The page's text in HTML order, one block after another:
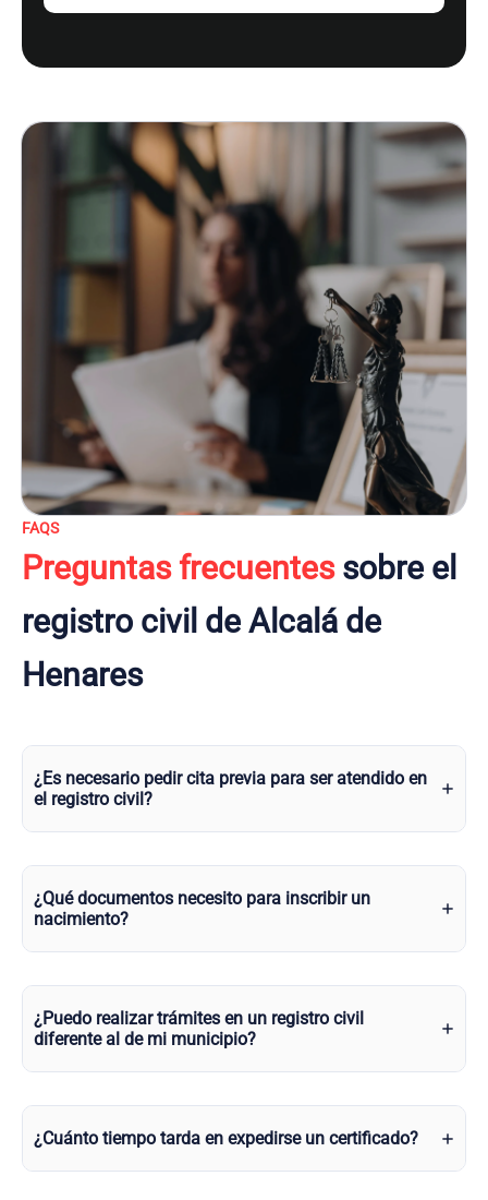
FAQS
Preguntas frecuentessobre el
registro civil de Alcalá de
Henares
¿Es necesario pedir cita previa para ser atendido en
el registro civil?
¿Qué documentos necesito para inscribir un
nacimiento?
¿Puedo realizar trámites en un registro civil
diferente al de mi municipio?
¿Cuánto tiempo tarda en expedirse un certificado?